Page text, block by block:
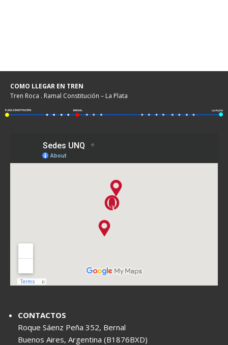
COMO LLEGAR EN TREN
Tren Roca . Ramal Constitución – La Plata
CONTACTOS
Roque Sáenz Peña 352, Bernal
Buenos Aires, Argentina (B1876BXD)